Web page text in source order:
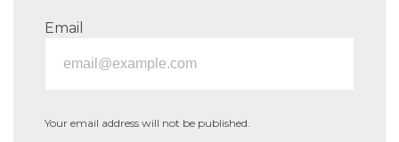
Email
Your email address will not be published.